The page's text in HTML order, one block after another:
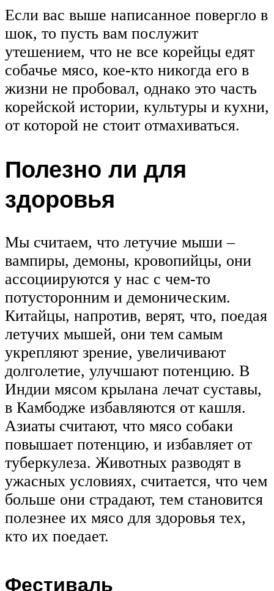
Если вас выше написанное повергло в
шок, то пусть вам послужит
утешением, что не все корейцы едят
собачье мясо, кое-кто никогда его в
жизни не пробовал, однако это часть
корейской истории, культуры и кухни,
от которой не стоит отмахиваться.
Полезно ли для
здоровья
Мы считаем, что летучие мыши –
вампиры, демоны, кровопийцы, они
ассоциируются у нас с чем-то
потусторонним и демоническим.
Китайцы, напротив, верят, что, поедая
летучих мышей, они тем самым
укрепляют зрение, увеличивают
долголетие, улучшают потенцию. В
Индии мясом крылана лечат суставы,
в Камбодже избавляются от кашля.
Азиаты считают, что мясо собаки
повышает потенцию, и избавляет от
туберкулеза. Животных разводят в
ужасных условиях, считается, что чем
больше они страдают, тем становится
полезнее их мясо для здоровья тех,
кто их поедает.
Фестиваль